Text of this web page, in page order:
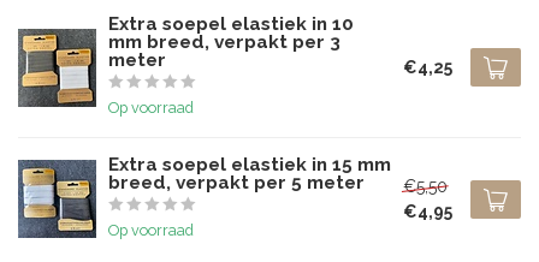
Extra soepel elastiek in 10
mm breed, verpakt per 3
meter
Op voorraad
€4,25
Extra soepel elastiek in 15 mm
breed, verpakt per 5 meter
Op voorraad
€5,50
€4,95